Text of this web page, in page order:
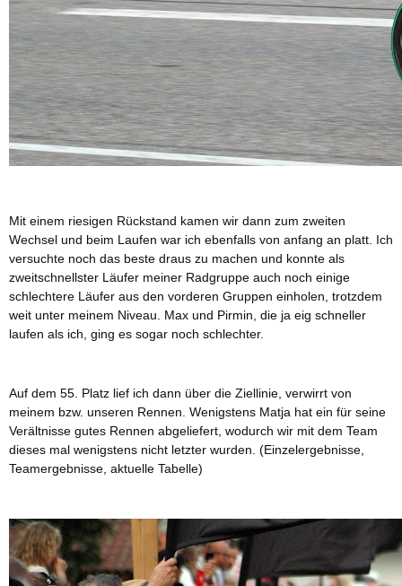
Mit einem riesigen Rückstand kamen wir dann zum zweiten
Wechsel und beim Laufen war ich ebenfalls von anfang an platt. Ich
versuchte noch das beste draus zu machen und konnte als
zweitschnellster Läufer meiner Radgruppe auch noch einige
schlechtere Läufer aus den vorderen Gruppen einholen, trotzdem
weit unter meinem Niveau. Max und Pirmin, die ja eig schneller
laufen als ich, ging es sogar noch schlechter.
Auf dem 55. Platz lief ich dann über die Ziellinie, verwirrt von
meinem bzw. unseren Rennen. Wenigstens Matja hat ein für seine
Verältnisse gutes Rennen abgeliefert, wodurch wir mit dem Team
dieses mal wenigstens nicht letzter wurden. (Einzelergebnisse
Teamergebnisse aktuelle Tabelle)